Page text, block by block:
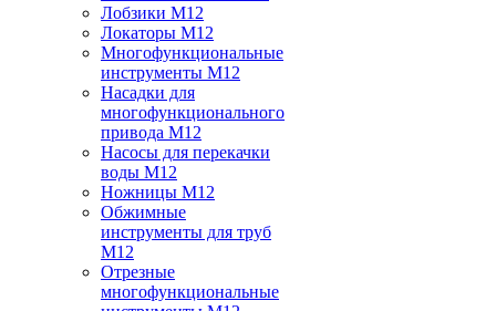
Лобзики M12
Локаторы M12
Многофункциональные
инструменты M12
Насадки для
многофункционального
привода M12
Насосы для перекачки
воды M12
Ножницы M12
Обжимные
инструменты для труб
M12
Отрезные
многофункциональные